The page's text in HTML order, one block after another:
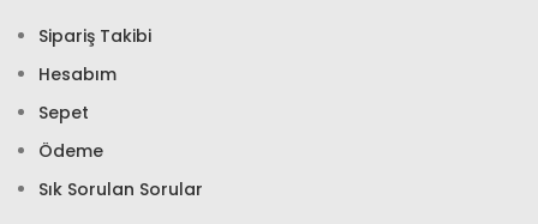
Sipariş Takibi
Hesabım
Sepet
Ödeme
Sık Sorulan Sorular